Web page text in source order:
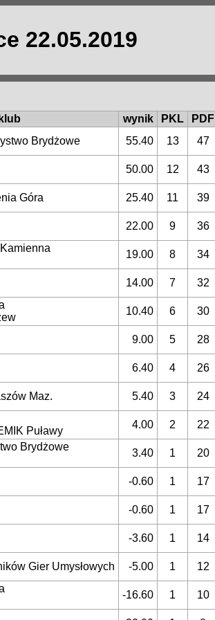
22.05.2019
klub wynik PKL
PDF
Brydżowe 55.40 13 47
50.00 12 43
Góra 25.40 11 39
22.00 9 36
19.00 8 34
14.00 7 32
10.40 6 30
9.00 5 28
6.40 4 26
Maz. 5.40 3 24
4.00 2 22
Puławy
Brydżowe
3.40 1 20
-0.60 1 17
-0.60 1 17
-3.60 1 14
Gier Umysłowych -5.00 1 12
-16.60 1 10